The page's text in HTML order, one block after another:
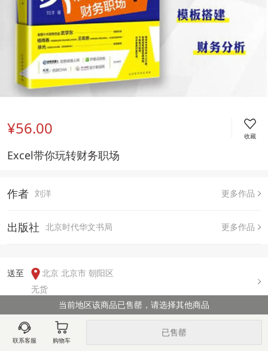
¥56.00 收藏
Excel带你玩转财务职场
作者 刘洋 更多作品
出版社 北京时代华文书局 更多作品
送至
北京 北京市 朝阳区
无货
用户评论(
当前地区该商品已售罄，请选择其他商品
联系客服 购物车
已售罄